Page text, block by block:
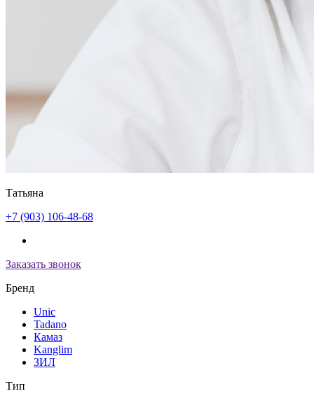
Татьяна
+7 (903) 106-48-68
Заказать звонок
Бренд
Unic
Tadano
Камаз
Kanglim
ЗИЛ
Тип